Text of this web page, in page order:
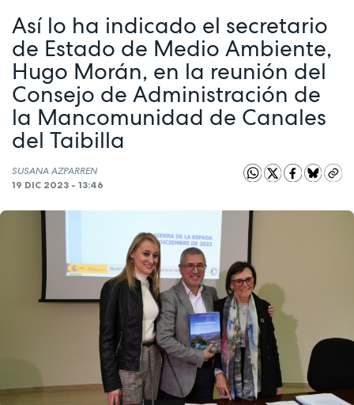
Así lo ha indicado el secretario
de Estado de Medio Ambiente,
Hugo Morán, en la reunión del
Consejo de Administración de
la Mancomunidad de Canales
del Taibilla
SUSANA AZPARREN
19 DIC 2023 - 13:46